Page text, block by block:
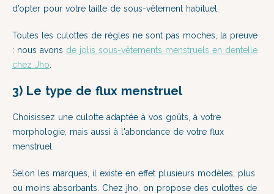
d’opter pour votre taille de sous-vêtement habituel.
Toutes les culottes de règles ne sont pas moches, la preuve
: nous avons de jolis sous-vêtements menstruels en dentelle
chez Jho.
3) Le type de flux menstruel
Choisissez une culotte adaptée à vos goûts, à votre
morphologie, mais aussi à l'abondance de votre flux
menstruel.
Selon les marques, il existe en effet plusieurs modèles, plus
ou moins absorbants. Chez jho, on propose des culottes de